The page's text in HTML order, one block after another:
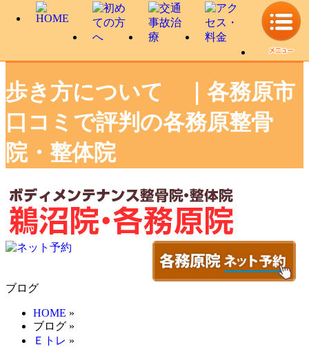
歩き方について ｜各務原市
口コミで評判の各務原整骨
院・整体院
ブログ
HOME »
ブログ »
Ｅトレ »